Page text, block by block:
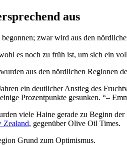
aus
zwar wird aus den
es noch zu früh ist, um sich ein
aus den nörd­lichen Regionen
ein deutlicher Anstieg des
Prozentpunkte gesunken.
–
viele Haine gerade zu Beginn
Zealand, gegenüber Olive Oil Times.
Grund zum Optimismus.